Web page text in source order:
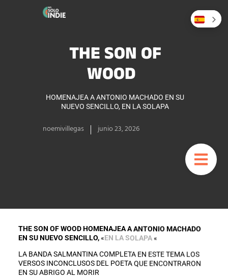
THE SON OF
WOOD
HOMENAJEA A ANTONIO MACHADO EN SU
NUEVO SENCILLO, EN LA SOLAPA
noemivillegas junio 23, 2026
THE SON OF WOOD HOMENAJEA A ANTONIO MACHADO
EN SU NUEVO SENCILLO,«EN LA SOLAPA«
LA BANDA SALMANTINA COMPLETA EN ESTE TEMA LOS
VERSOS INCONCLUSOS DEL POETA QUE ENCONTRARON
EN SU ABRIGO AL MORIR